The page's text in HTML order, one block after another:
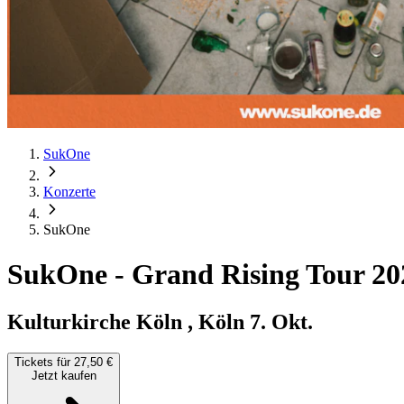
SukOne
Konzerte
SukOne
SukOne - Grand Rising Tour
Kulturkirche Köln , Köln 7. Okt.
Tickets für 27,50 €
Jetzt kaufen